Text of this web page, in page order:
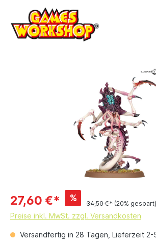
27,60 €* %
34,50 €* (20% gespart)
Preise inkl. MwSt. zzgl. Versandkosten
Versandfertig in 28 Tagen, Lieferzeit 2-